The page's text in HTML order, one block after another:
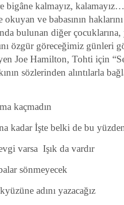
bigâne kalmayız,
ve babasının
bulunan diğer
özgür göreceğimiz günleri
Joe Hamilton, Tohti için
sözlerinden alıntılarla
kaçmadın
kadar İşte belki de bu
varsa Işık da vardır
sönmeyecek
adını yazacağız